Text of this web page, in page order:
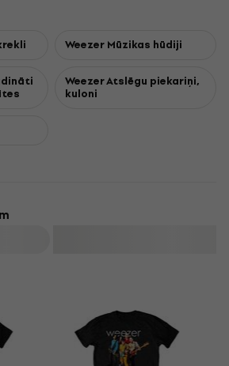
It Ain't So." Their follow-up, Pinkerton,
from rock to pop across more than
fan favorites like the Green Album
35 million albums worldwide and
Weezer Mūzikas hūdiji
Weezer Atslēgu piekariņi,
kuloni